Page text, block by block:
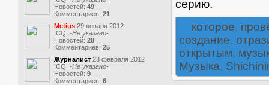
Новостей: 49
Комментариев: 21
Metius 29 января 2012
ICQ: -Не указано-
Новостей: 28
Комментариев: 25
Журналист 23 февраля 2012
ICQ: -Не указано-
Новостей: 9
Комментариев: 6
серию.
которое,
создание,
открытым,
Музыка,